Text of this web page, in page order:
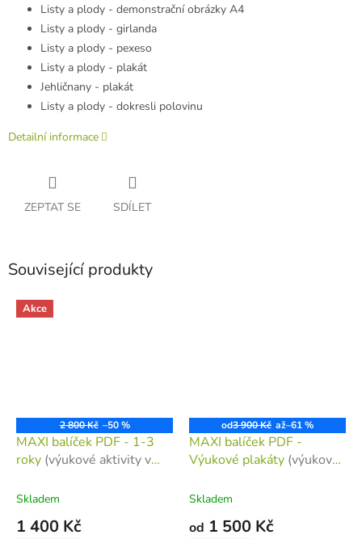
Listy a plody - demonstrační obrázky A4
Listy a plody - girlanda
Listy a plody - pexeso
Listy a plody - plakát
Jehličnany - plakát
Listy a plody - dokresli polovinu
Detailní informace
ZEPTAT SE SDÍLET
Související produkty
Akce
2 800 Kč –50 %
MAXI balíček PDF - 1-3
roky (výukové aktivity v
Skladem
1 400 Kč
od3 900 Kč až–61 %
MAXI balíček PDF -
Výukové plakáty (výukové
podobě)
Skladem
od 1 500 Kč